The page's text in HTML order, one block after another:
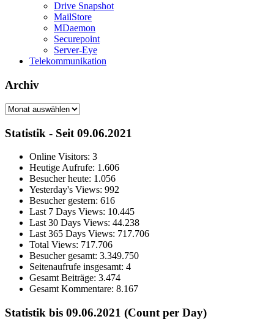
Drive Snapshot
MailStore
MDaemon
Securepoint
Server-Eye
Telekommunikation
Archiv
Archiv
Statistik - Seit 09.06.2021
Online Visitors: 3
Heutige Aufrufe: 1.606
Besucher heute: 1.056
Yesterday's Views: 992
Besucher gestern: 616
Last 7 Days Views: 10.445
Last 30 Days Views: 44.238
Last 365 Days Views: 717.706
Total Views: 717.706
Besucher gesamt: 3.349.750
Seitenaufrufe insgesamt: 4
Gesamt Beiträge: 3.474
Gesamt Kommentare: 8.167
Statistik bis 09.06.2021 (Count per Day)